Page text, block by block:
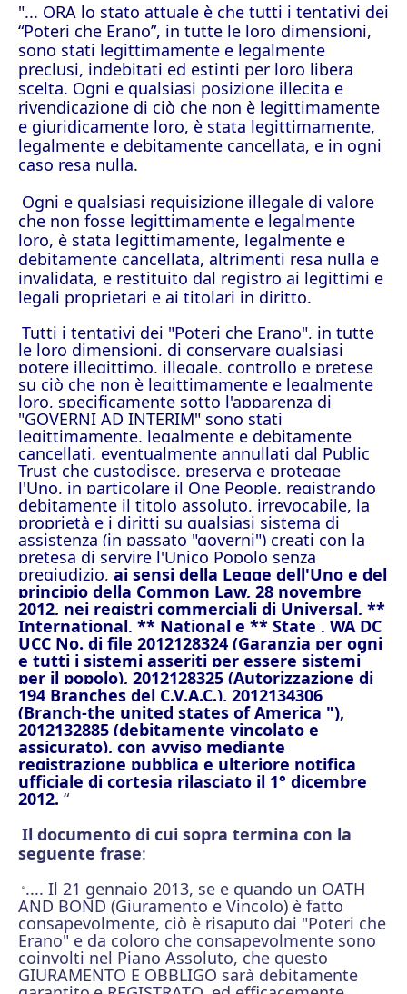
"... ORA lo stato attuale è che tutti i tentativi dei
“Poteri che Erano”, in tutte le loro dimensioni,
sono stati legittimamente e legalmente
preclusi, indebitati ed estinti per loro libera
scelta. Ogni e qualsiasi posizione illecita e
rivendicazione di ciò che non è legittimamente
e giuridicamente loro, è stata legittimamente,
legalmente e debitamente cancellata, e in ogni
caso resa nulla.
Ogni e qualsiasi requisizione illegale di valore
che non fosse legittimamente e legalmente
loro, è stata legittimamente, legalmente e
debitamente cancellata, altrimenti resa nulla e
invalidata, e restituito dal registro ai legittimi e
legali proprietari e ai titolari in diritto.
Tutti i tentativi dei "Poteri che Erano", in tutte
le loro dimensioni, di conservare qualsiasi
potere illegittimo, illegale, controllo e pretese
su ciò che non è legittimamente e legalmente
loro, specificamente sotto l'apparenza di
"GOVERNI AD INTERIM" sono stati
legittimamente, legalmente e debitamente
cancellati, eventualmente annullati dal Public
Trust che custodisce, preserva e protegge
l'Uno, in particolare il One People, registrando
debitamente il titolo assoluto, irrevocabile, la
proprietà e i diritti su qualsiasi sistema di
assistenza (in passato "governi") creati con la
pretesa di servire l'Unico Popolo senza
pregiudizio, ai sensi della Legge dell'Uno e del
principio della Common Law, 28 novembre
2012, nei registri commerciali di Universal, **
International, ** National e ** State , WA DC
UCC No. di file 2012128324 (Garanzia per ogni
e tutti i sistemi asseriti per essere sistemi
per il popolo), 2012128325 (Autorizzazione di
194 Branches del C.V.A.C.), 2012134306
(Branch-the united states of America "),
2012132885 (debitamente vincolato e
assicurato), con avviso mediante
registrazione pubblica e ulteriore notifica
ufficiale di cortesia rilasciato il 1° dicembre
2012. “
Il documento di cui sopra termina con la
seguente frase:
“.... Il 21 gennaio 2013, se e quando un OATH
AND BOND (Giuramento e Vincolo) è fatto
consapevolmente, ciò è risaputo dai "Poteri che
Erano" e da coloro che consapevolmente sono
coinvolti nel Piano Assoluto, che questo
GIURAMENTO E OBBLIGO sarà debitamente